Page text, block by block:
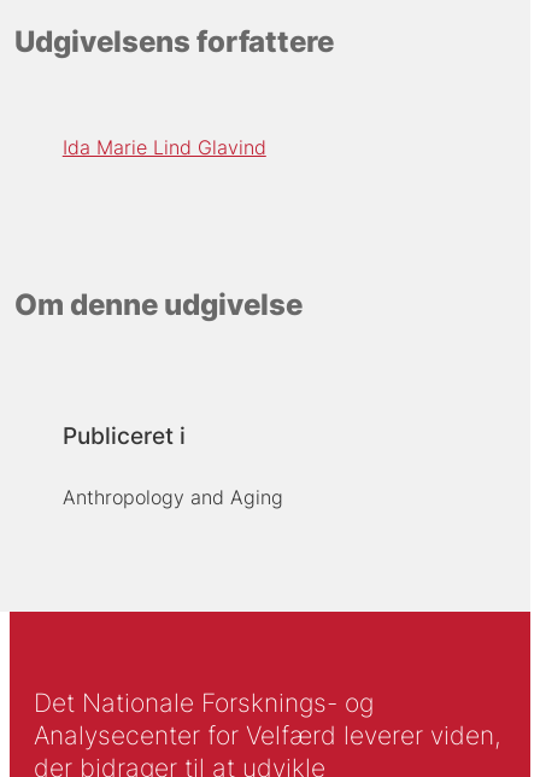
Udgivelsens forfattere
Ida Marie Lind Glavind
Om denne udgivelse
Publiceret i
Anthropology and Aging
Det Nationale Forsknings- og
Analysecenter for Velfærd leverer viden,
der bidrager til at udvikle